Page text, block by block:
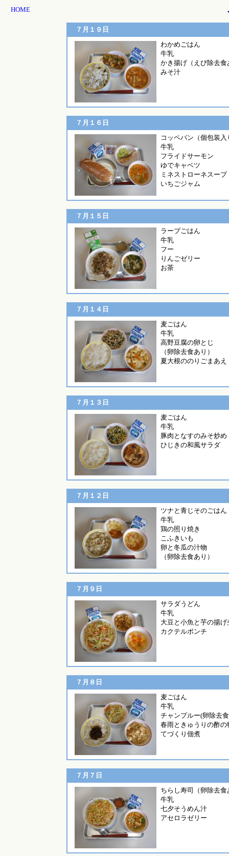
HOME
７月１９日
わかめご
牛乳
かき揚げ（えび除去食
みそ汁
７月１６日
コッペパン（個包装入
牛乳
フライドサーモン
ゆでキャベツ
ミネストローネスープ
いちごジャム
７月１５日
ラープごはん
牛乳
フー
りんごゼリー
お茶
７月１４日
麦ごは
牛乳
高野豆腐の卵とじ
（卵除去食あり）
夏大根ののりごまあえ
７月１３日
麦ごは
牛乳
豚肉となすのみそ炒め
ひじきの和風サラダ
７月１２日
ツナと青じそのごはん
牛乳
鶏の照り焼き
こふきいも
卵と冬瓜の汁物
（卵除去食あり）
７月９日
サラダう
牛乳
大豆と小魚と芋の揚げ
カクテルポンチ
７月８日
麦ご
牛乳
チャンプルー(卵除去
春雨ときゅうりの酢の
てづくり佃煮
７月７日
ちらし寿司（卵除去食
牛乳
七夕そうめん汁
アセロラゼリー